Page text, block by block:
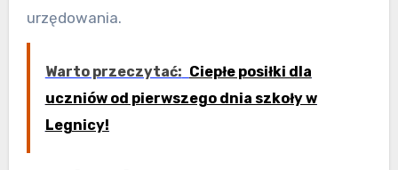
urzędowania.
Warto przeczytać: Ciepłe posiłki dla
uczniów od pierwszego dnia szkoły w
Legnicy!